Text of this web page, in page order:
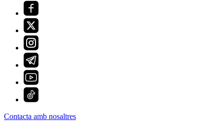
Contacta amb nosaltres